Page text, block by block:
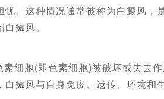
。这种情况通常被称为白癜风，
癜风。
细胞(即色素细胞)被破坏或失去
癜风与自身免疫、遗传、环境和